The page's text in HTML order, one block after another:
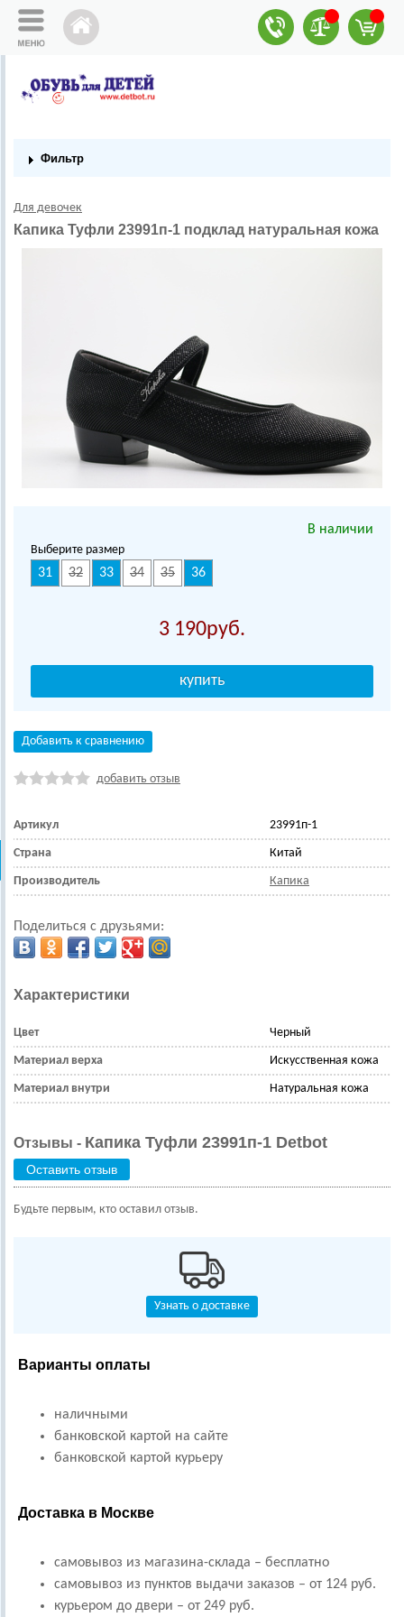
Фильтр
Для девочек
Капика Туфли 23991п-1 подклад натуральная кожа
В наличии
Выберите размер
31 32 33 34 35 36
3 190
Добавить к сравнению
добавить отзыв
Артикул 23991п-1
Страна Китай
Производитель Капика
Поделиться с друзьями:
Характеристики
Цвет Черный
Материал верха Искусственная кожа
Материал внутри Натуральная кожа
Отзывы - Капика Туфли 23991п-1 Detbot
Оставить отзыв
Будьте первым, кто оставил отзыв.
Узнать о доставке
Варианты оплаты
наличными
банковской картой на сайте
банковской картой курьеру
Доставка в Москве
самовывоз из магазина-склада – бесплатно
самовывоз из пунктов выдачи заказов – от 124 руб.
курьером до двери – от 249 руб.